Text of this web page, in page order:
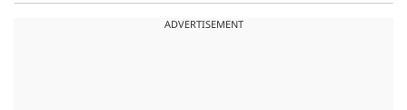
ADVERTISEMENT